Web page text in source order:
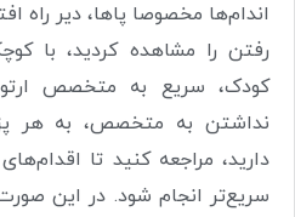
اندام‌ها مخصوصا پاها، دیر راه
رفتن را مشاهده کردید، با
کودک، سریع به متخصص
نداشتن به متخصص، به هر
دارید، مراجعه کنید تا
سریع‌تر انجام شود. در این